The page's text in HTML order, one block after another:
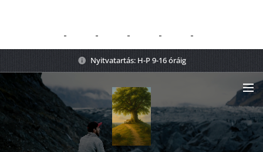
Nyitvatartás: H-P 9-16 óráig